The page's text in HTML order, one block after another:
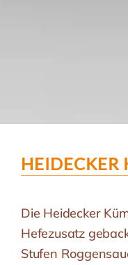
HEIDECKER
Die Heidecker
Hefezusatz
Stufen